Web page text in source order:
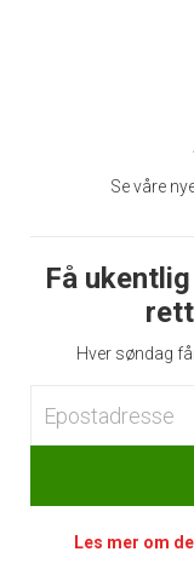
Se våre
Få
Hver søndag
Les mer om